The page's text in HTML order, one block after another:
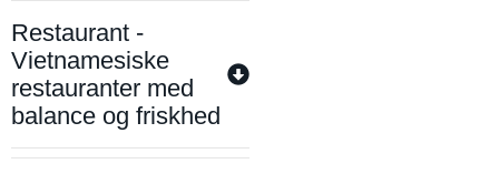
Restaurant -
Vietnamesiske
restauranter med
balance og friskhed